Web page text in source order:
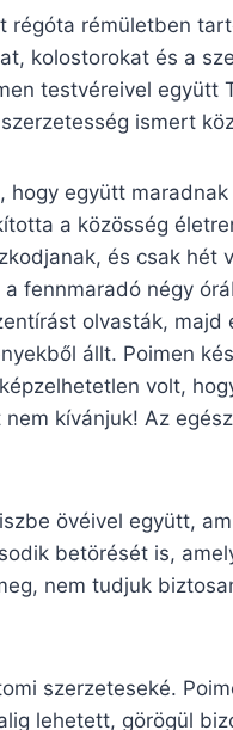
régóta rémületben
kolostorokat és a
testvéreivel együtt
ismert
együtt
a közösség
és csak hét
fennmaradó négy
olvasták, majd
állt. Poimen
volt,
kívánjuk! Az
övéivel együtt,
betörését is,
nem tudjuk
szerzeteseké.
lehetett, görögül